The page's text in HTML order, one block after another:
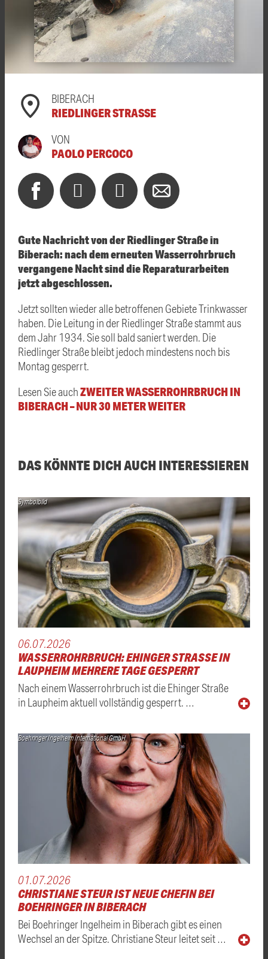
BIBERACH
RIEDLINGER STRASSE
VON
PAOLO PERCOCO
Gute Nachricht von der Riedlinger Straße in
Biberach: nach dem erneuten Wasserrohrbruch
vergangene Nacht sind die Reparaturarbeiten
jetzt abgeschlossen.
Jetzt sollten wieder alle betroffenen Gebiete Trinkwasser
haben. Die Leitung in der Riedlinger Straße stammt aus
dem Jahr 1934. Sie soll bald saniert werden. Die
Riedlinger Straße bleibt jedoch mindestens noch bis
Montag gesperrt.
Lesen Sie auchZWEITER WASSERROHRBRUCH IN
BIBERACH – NUR 30 METER WEITER
DAS KÖNNTE DICH AUCH INTERESSIEREN
Symbolbild
06.07.2026
WASSERROHRBRUCH: EHINGER STRASSE IN L
AUPHEIM MEHRERE TAGE GESPERRT
Nach einem Wasserrohrbruch ist die Ehinger Straße
in Laupheim aktuell vollständig gesperrt. …
Boehringer Ingelheim International GmbH
01.07.2026
CHRISTIANE STEUR IST NEUE CHEFIN BEI
BOEHRINGER IN BIBERACH
Bei Boehringer Ingelheim in Biberach gibt es einen
Wechsel an der Spitze. Christiane Steur leitet seit …